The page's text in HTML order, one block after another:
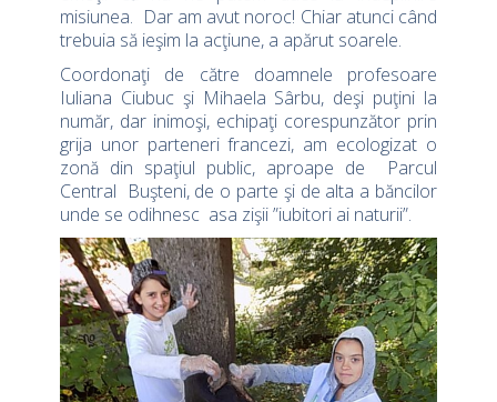
misiunea. Dar am avut noroc! Chiar atunci când
trebuia să ieşim la acţiune, a apărut soarele.
Coordonaţi de către doamnele profesoare
Iuliana Ciubuc şi Mihaela Sârbu, deşi puţini la
număr, dar inimoşi, echipaţi corespunzător prin
grija unor parteneri francezi, am ecologizat o
zonă din spaţiul public, aproape de Parcul
Central Buşteni, de o parte şi de alta a băncilor
unde se odihnesc asa zişii ”iubitori ai naturii”.